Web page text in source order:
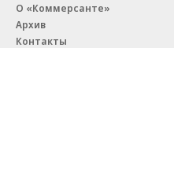
О «Коммерсанте»
Архив
Контакты